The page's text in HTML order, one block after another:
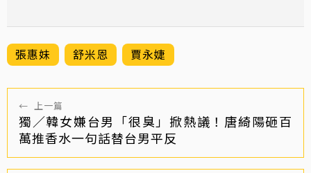
張惠妹 舒米恩 賈永婕
← 上一篇
獨／韓女嫌台男「很臭」掀熱議！唐綺陽砸百
萬推香水一句話替台男平反